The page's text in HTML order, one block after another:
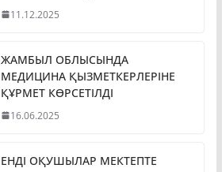
11.12.2025
ЖАМБЫЛ ОБЛЫСЫНДА
МЕДИЦИНА ҚЫЗМЕТКЕРЛЕРІНЕ
ҚҰРМЕТ КӨРСЕТІЛДІ
16.06.2025
ЕНДІ ОҚУШЫЛАР МЕКТЕПТЕ